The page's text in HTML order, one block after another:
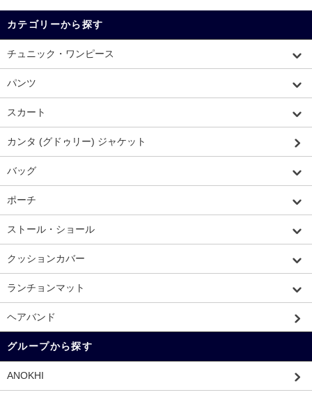
カテゴリーから探す
チュニック・ワンピース
パンツ
スカート
カンタ (グドゥリー) ジャケット
バッグ
ポーチ
ストール・ショール
クッションカバー
ランチョンマット
ヘアバンド
グループから探す
ANOKHI